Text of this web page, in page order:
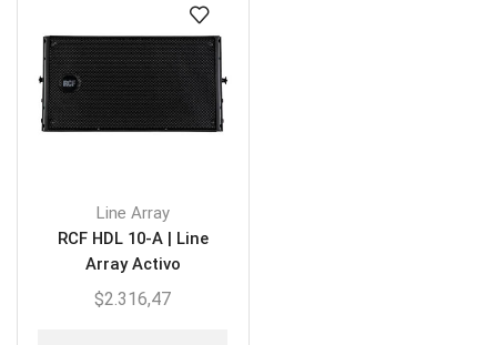
Line Array
RCF HDL 10-A | Line
Array Activo
$2.316,47